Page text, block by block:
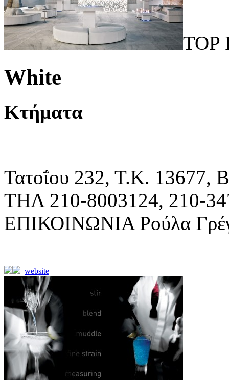
TOP
White
Κτήματα
Τατοΐου 232, Τ.Κ. 13677,
ΤΗΛ 210-8003124, 210-
ΕΠΙΚΟΙΝΩΝΙΑ Ρούλα
website